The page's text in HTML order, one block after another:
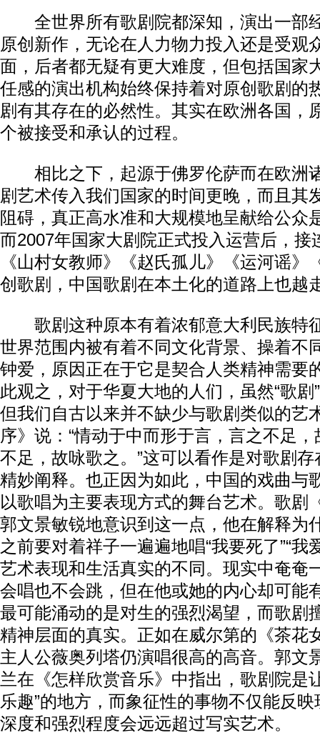
全世界所有歌剧院都深知，演出一部
原创新作，无论在人力物力投入还是受观
面，后者都无疑有更大难度，但包括国家
任感的演出机构始终保持着对原创歌剧的
剧有其存在的必然性。其实在欧洲各国，
个被接受和承认的过程。
相比之下，起源于佛罗伦萨而在欧洲
剧艺术传入我们国家的时间更晚，而且其
阻碍，真正高水准和大规模地呈献给公众
而2007年国家大剧院正式投入运营后，接
《山村女教师》《赵氏孤儿》《运河谣》
创歌剧，中国歌剧在本土化的道路上也越
歌剧这种原本有着浓郁意大利民族特
世界范围内被有着不同文化背景、操着不
钟爱，原因正在于它是契合人类精神需要
此观之，对于华夏大地的人们，虽然“歌剧
但我们自古以来并不缺少与歌剧类似的艺
序》说：“情动于中而形于言，言之不足
不足，故咏歌之。”这可以看作是对歌剧
精妙阐释。也正因为如此，中国的戏曲与
以歌唱为主要表现方式的舞台艺术。歌剧
郭文景敏锐地意识到这一点，他在解释为
之前要对着祥子一遍遍地唱“我要死了”“我
艺术表现和生活真实的不同。现实中奄奄
会唱也不会跳，但在他或她的内心却可能
最可能涌动的是对生的强烈渴望，而歌剧
精神层面的真实。正如在威尔第的《茶花
主人公薇奥列塔仍演唱很高的高音。郭文
兰在《怎样欣赏音乐》中指出，歌剧院是
乐趣”的地方，而象征性的事物不仅能反
深度和强烈程度会远远超过写实艺术。